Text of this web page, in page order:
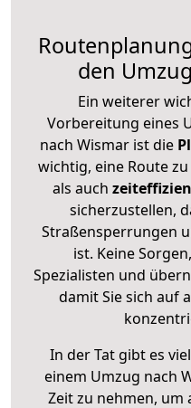
den
Ein weiterer
Vorbereitung eines
nach Wismar ist die
wichtig, eine Route
als auch
sicherzustellen,
Straßensperrungen
ist. Keine
Spezialisten und
damit Sie sich auf
In der Tat gibt es
einem Umzug nach
Zeit zu nehmen, um